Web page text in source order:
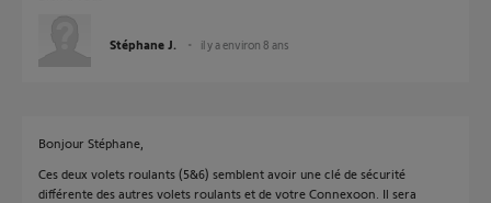
Stéphane J. il y a environ 8 ans
Bonjour Stéphane,
Ces deux volets roulants (5&6) semblent avoir une clé de sécurité
différente des autres volets roulants et de votre Connexoon. Il sera